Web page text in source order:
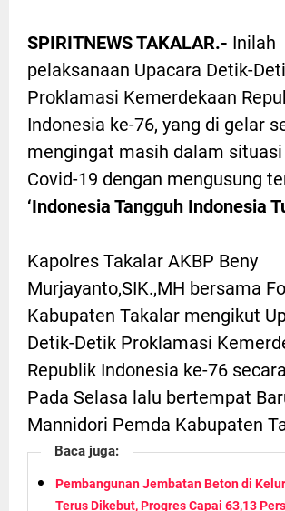
SPIRITNEWS TAKALAR.- Inilah
pelaksanaan Upacara Detik-
Proklamasi Kemerdekaan
Indonesia ke-76, yang di gelar
mengingat masih dalam
Covid-19 dengan mengusung
‘Indonesia Tangguh Indonesia
Kapolres Takalar AKBP Beny
Murjayanto,SIK.,MH bersama
Kabupaten Takalar mengikut
Detik-Detik Proklamasi
Republik Indonesia ke-76
Pada Selasa lalu bertempat
Mannidori Pemda Kabupaten
Baca juga:
Pembangunan Jembatan Beton di
Terus Dikebut, Progres Capai 63,13